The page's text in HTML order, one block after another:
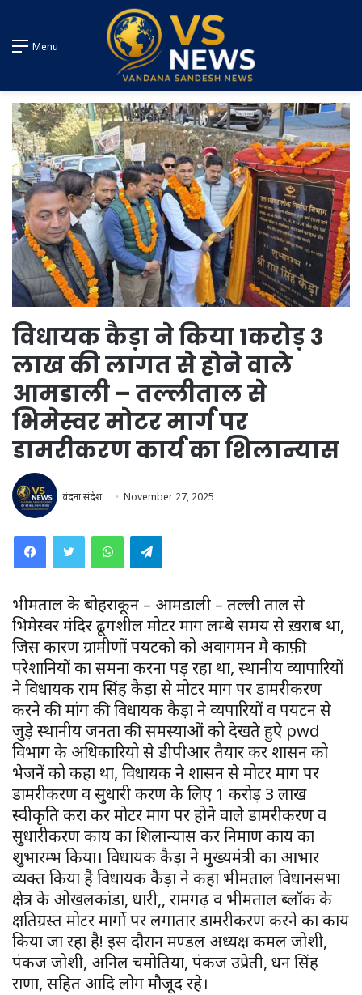
Menu
विधायक कैड़ा ने किया 1करोड़ 3
लाख की लागत से होने वाले
आमडाली – तल्लीताल से
भिमेस्वर मोटर मार्ग पर
डामरीकरण कार्य का शिलान्यास
वंदना संदेश November 27, 2025
WhatsAppTelegram
भीमताल के बोहराकून – आमडाली – तल्ली ताल से
भिमेस्वर मंदिर ढूगशील मोटर मार्ग लम्बे समय से ख़राब था,
जिस कारण ग्रामीणों पर्यटको को अवागमन मै काफ़ी
परेशानियों का समना करना पड़ रहा था, स्थानीय व्यापारियों
ने विधायक राम सिंह कैड़ा से मोटर मार्ग पर डामरीकरण
करने की मांग की विधायक कैड़ा ने व्यपारियों व पर्यटन से
जुड़े स्थानीय जनता की समस्याओं को देखते हुऐ pwd
विभाग के अधिकारियो से डीपीआर तैयार कर शासन को
भेजनें को कहा था, विधायक ने शासन से मोटर मार्ग पर
डामरीकरण व सुधारी करण के लिए 1 करोड़ 3 लाख
स्वीकृति करा कर मोटर मार्ग पर होने वाले डामरीकरण व
सुधारीकरण कार्य का शिलान्यास कर निर्माण कार्य का
शुभारम्भ किया। विधायक कैड़ा ने मुख्यमंत्री का आभार
व्यक्त किया है विधायक कैड़ा ने कहा भीमताल विधानसभा
क्षेत्र के ओखलकांडा, धारी,, रामगढ़ व भीमताल ब्लॉक के
क्षतिग्रस्त मोटर मार्गो पर लगातार डामरीकरण करने का कार्य
किया जा रहा है! इस दौरान मण्डल अध्यक्ष कमल जोशी,
पंकज जोशी, अनिल चमोतिया, पंकज उप्रेती, धन सिंह
राणा, सहित आदि लोग मौजूद रहे।